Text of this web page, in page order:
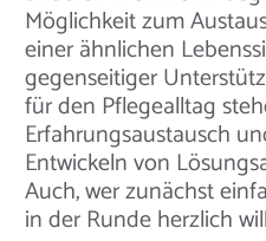
Möglichkeit zum
einer ähnlichen
gegenseitiger
für den Pflegealltag
Erfahrungsaustausch
Entwickeln von
Auch, wer zunächst
in der Runde herzlich